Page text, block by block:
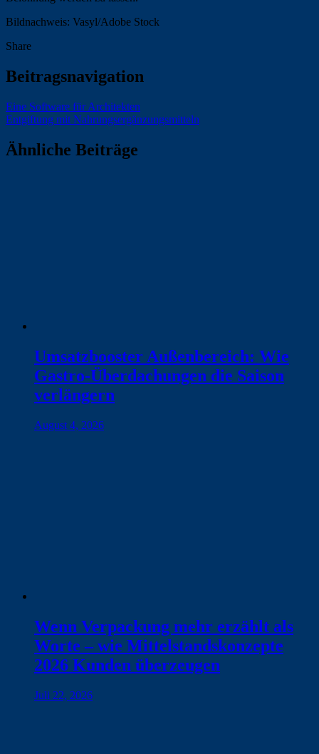
Bildnachweis: Vasyl/Adobe Stock
Share
Beitragsnavigation
Eine Software für Architekten
Entgiftung mit Nahrungsergänzungsmitteln
Ähnliche Beiträge
Umsatzbooster Außenbereich: Wie
Gastro-Überdachungen die Saison
verlängern
August 4, 2026
Wenn Verpackung mehr erzählt als
Worte – wie Mittelstandskonzepte
2026 Kunden überzeugen
Juli 22, 2026